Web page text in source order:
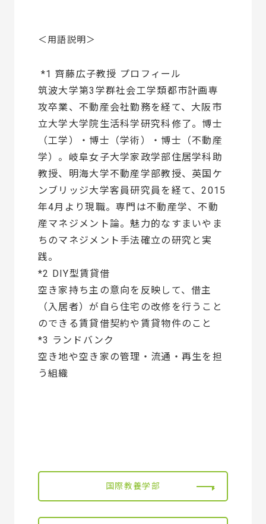
＜用語説明＞
*1 齊藤広子教授 プロフィール
筑波大学第3学群社会工学類都市計画専
攻卒業、不動産会社勤務を経て、大阪市
立大学大学院生活科学研究科修了。博士
（工学）・博士（学術）・博士（不動産
学）。岐阜女子大学家政学部住居学科助
教授、明海大学不動産学部教授、英国ケ
ンブリッジ大学客員研究員を経て、2015
年4月より現職。専門は不動産学、不動
産マネジメント論。魅力的なすまいやま
ちのマネジメント手法確立の研究と実
践。
*2 DIY型賃貸借
空き家持ち主の意向を反映して、借主
（入居者）が自ら住宅の改修を行うこと
のできる賃貸借契約や賃貸物件のこと
*3 ランドバンク
空き地や空き家の管理・流通・再生を担
う組織
国際教養学部